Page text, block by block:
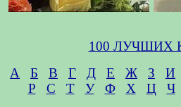
100 ЛУЧШИХ
А
Б В Г Д Е Ж З И
Р
С Т У Ф Х Ц Ч